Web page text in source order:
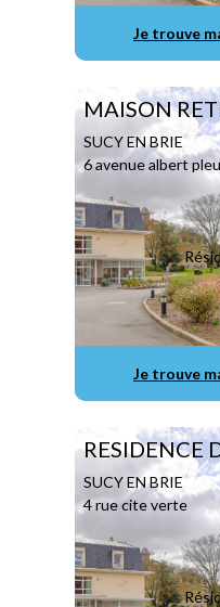
Je trouve
MAISON
SUCY EN BRIE
6 avenue albert
Je trouve
RESIDENCE
SUCY EN BRIE
4 rue cite verte